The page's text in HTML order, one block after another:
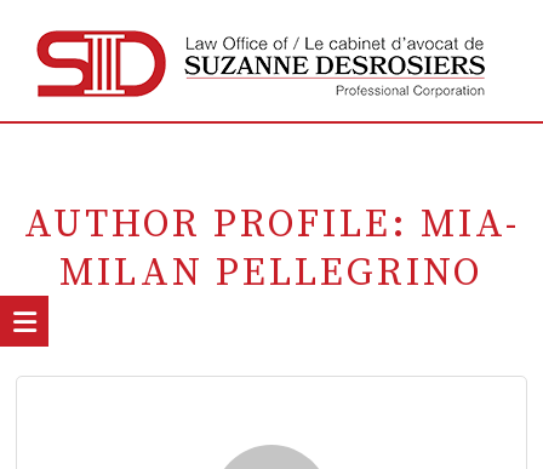
AUTHOR PROFILE: MIA-
MILAN PELLEGRINO